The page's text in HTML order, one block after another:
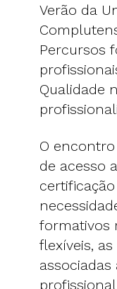
Verão da
Percursos
Qualidade
O
de acesso
formativos
flexíveis,